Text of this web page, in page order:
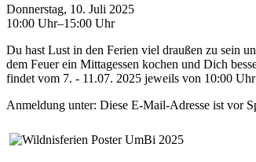
Donnerstag, 10. Juli 2025
10:00 Uhr–15:00 Uhr
Du hast Lust in den Ferien viel draußen zu sein
dem Feuer ein Mittagessen kochen und Dich
findet vom 7. - 11.07. 2025 jeweils von 10:00
Anmeldung unter: Diese E-Mail-Adresse ist vor